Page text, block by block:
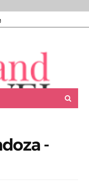
Experiências únicas |
-